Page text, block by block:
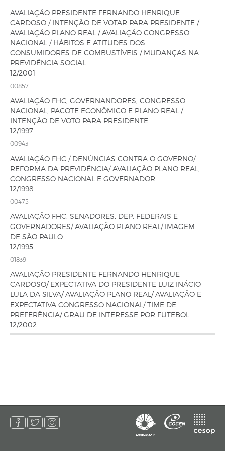
AVALIAÇÃO PRESIDENTE FERNANDO HENRIQUE
CARDOSO / INTENÇÃO DE VOTAR PARA PRESIDENTE /
AVALIAÇÃO PLANO REAL / AVALIAÇÃO CONGRESSO
NACIONAL / HÁBITOS E ATITUDES DOS
CONSUMIDORES DE COMBUSTÍVEIS / MUDANÇAS NA
PREVIDÊNCIA SOCIAL
12/2001
00857
AVALIAÇÃO FHC, GOVERNANDORES, CONGRESSO
NACIONAL, PACOTE ECONÔMICO E PLANO REAL /
INTENÇÃO DE VOTO PARA PRESIDENTE
12/1997
00943
AVALIAÇÃO FHC / DENÚNCIAS CONTRA O GOVERNO/
REFORMA DA PREVIDÊNCIA/ AVALIAÇÃO PLANO REAL,
CONGRESSO NACIONAL E GOVERNADOR
12/1998
00475
AVALIAÇÃO FHC, SENADORES, DEP. FEDERAIS E
GOVERNADORES/ AVALIAÇÃO PLANO REAL/ IMAGEM
DE SÃO PAULO
12/1995
01839
AVALIAÇÃO PRESIDENTE FERNANDO HENRIQUE
CARDOSO/ EXPECTATIVA DO PRESIDENTE LUIZ INÁCIO
LULA DA SILVA/ AVALIAÇÃO PLANO REAL/ AVALIAÇÃO E
EXPECTATIVA CONGRESSO NACIONAL/ TIME DE
PREFERÊNCIA/ GRAU DE INTERESSE POR FUTEBOL
12/2002